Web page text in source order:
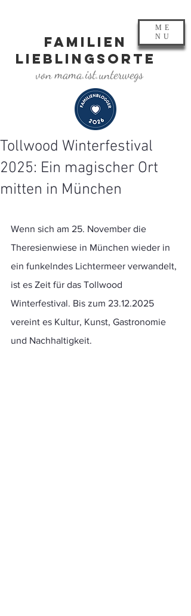
FAMILIEN
LIEBLINGSORTE
von mama.ist.unterwegs
ME
NU
Tollwood Winterfestival
2025: Ein magischer Ort
mitten in München
Wenn sich am 25. November die
Theresienwiese in München wieder in
ein funkelndes Lichtermeer verwandelt,
ist es Zeit für das Tollwood
Winterfestival. Bis zum 23.12.2025
vereint es Kultur, Kunst, Gastronomie
und Nachhaltigkeit.